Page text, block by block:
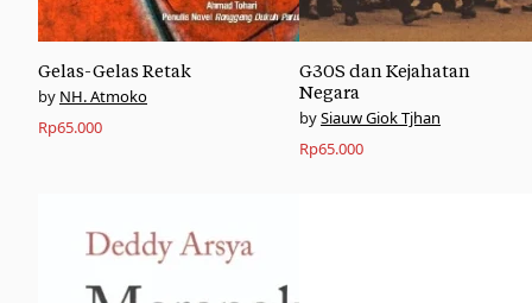
Gelas-Gelas Retak
NH. Atmoko
Rp65.000
G30S dan Kejahatan
Negara
Siauw Giok Tjhan
Rp65.000